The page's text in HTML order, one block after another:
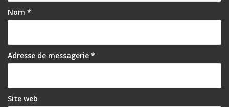
Nom *
Adresse de messagerie *
Site web